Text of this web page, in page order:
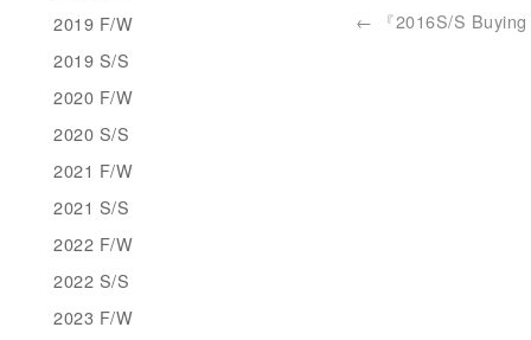
← 『2016S/S
2019 F/W
2019 S/S
2020 F/W
2020 S/S
2021 F/W
2021 S/S
2022 F/W
2022 S/S
2023 F/W